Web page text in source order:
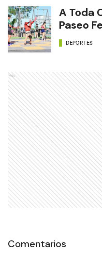
A Toda
Paseo
DEPORTES
Ads
Comentarios